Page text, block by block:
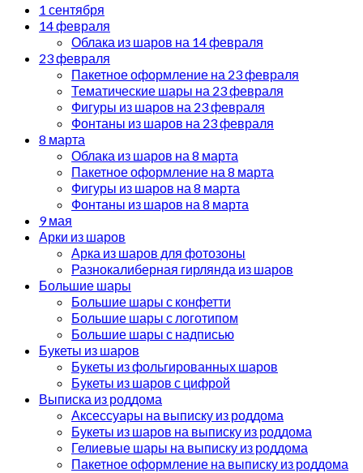
1 сентября
14 февраля
Облака из шаров на 14 февраля
23 февраля
Пакетное оформление на 23 февраля
Тематические шары на 23 февраля
Фигуры из шаров на 23 февраля
Фонтаны из шаров на 23 февраля
8 марта
Облака из шаров на 8 марта
Пакетное оформление на 8 марта
Фигуры из шаров на 8 марта
Фонтаны из шаров на 8 марта
9 мая
Арки из шаров
Арка из шаров для фотозоны
Разнокалиберная гирлянда из шаров
Большие шары
Большие шары с конфетти
Большие шары с логотипом
Большие шары с надписью
Букеты из шаров
Букеты из фольгированных шаров
Букеты из шаров с цифрой
Выписка из роддома
Аксессуары на выписку из роддома
Букеты из шаров на выписку из роддома
Гелиевые шары на выписку из роддома
Пакетное оформление на выписку из роддома